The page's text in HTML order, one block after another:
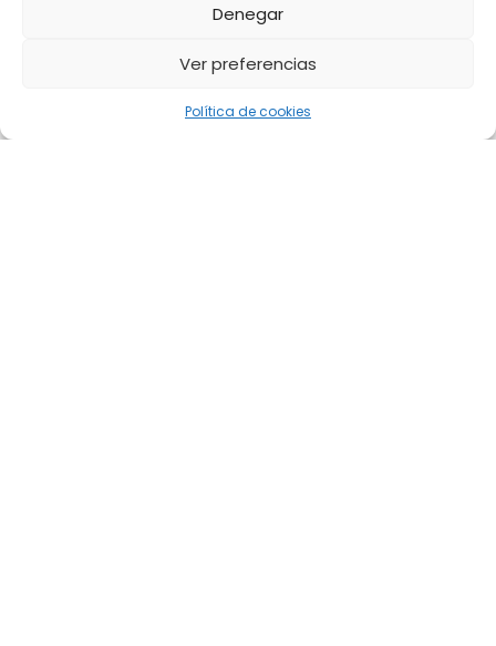
Denegar
Ver preferencias
Política de cookies